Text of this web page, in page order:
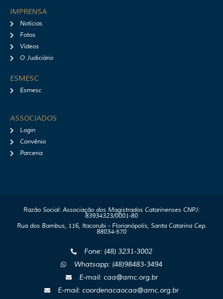
IMPRENSA
Notícias
Fotos
Vídeos
O Judiciário
ESMESC
Esmesc
ASSOCIADOS
Login
Convênio
Parceria
Razão Social: Associação dos Magistrados Catarinenses CNPJ:
83934323/0001-80
Rua dos Bambus, 116, Itacorubi - Florianópolis, Santa Catarina Cep.
88034-570
Fone: (48) 3231-3002
Whatsapp: (48)98483-3494
E-mail: caa@amc.org.br
E-mail: coordenacaocaa@amc.org.br